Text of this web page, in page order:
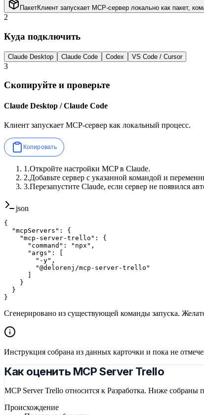
ПакетКлиент запускает MCP-сервер локально как пакет,
2
Куда подключить
Claude Desktop Claude Code Codex VS Code / Cursor
3
Скопируйте и проверьте
Claude Desktop / Claude Code
Клиент запускает MCP-сервер как локальный процесс.
Копировать
1 .Откройте настройки MCP в Claude.
2.Добавьте сервер с указанной командой и
3.Перезапустите Claude, если сервер не появился
json
{
  "mcpServers": {
    "mcp-server-trello": {
      "command": "npx",
      "args": [
        "-y",
        "@delorenj/mcp-server-trello"
    }
  }
}
Сгенерировано из существующей команды запуска.
Инструкция собрана из данных карточки и пока не
Как оценить MCP Server Trello
MCP Server Trello относится к Разработка. Ниже
Происхождение